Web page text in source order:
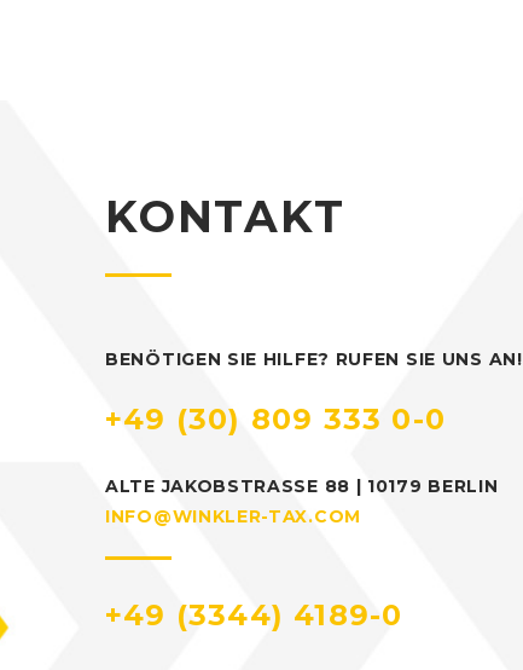
KONTAKT
BENÖTIGEN SIE HILFE? RUFEN SIE UNS AN!
+49 (30) 809 333 0-0
ALTE JAKOBSTRASSE 88 | 10179 BERLIN
INFO@WINKLER-TAX.COM
+49 (3344) 4189-0